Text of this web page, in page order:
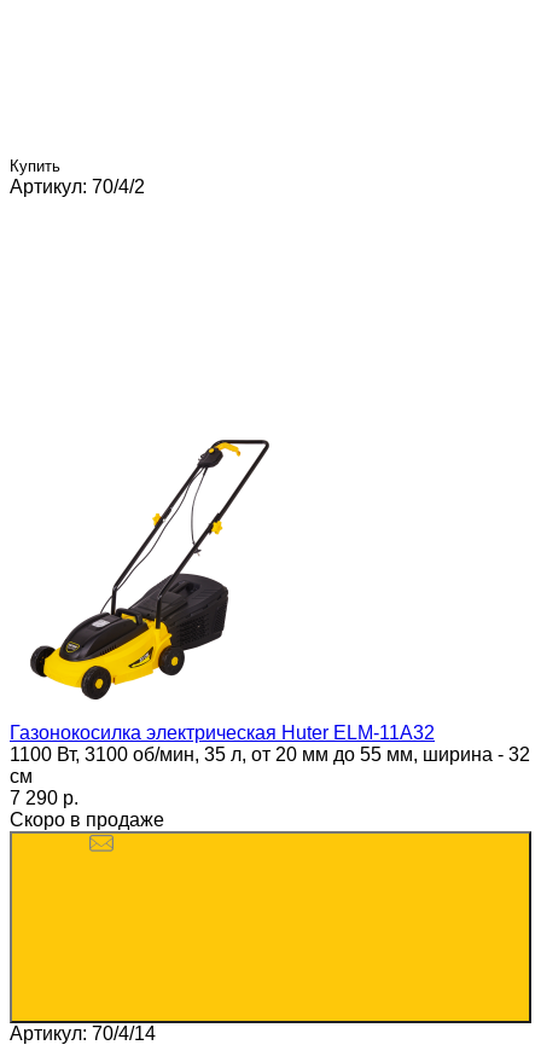
Купить
Артикул: 70/4/2
Газонокосилка электрическая Huter ELM-11А32
1100 Вт, 3100 об/мин, 35 л, от 20 мм до 55 мм, ширина - 32
см
7 290 p.
Скоро в продаже
Артикул: 70/4/14